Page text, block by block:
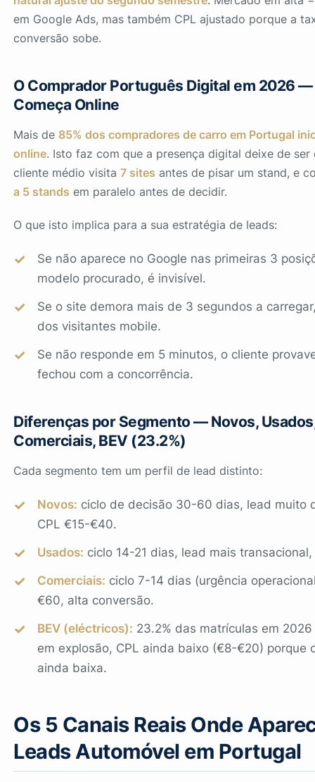
em Google Ads, mas também CPL ajustado porque a
conversão sobe.
O Comprador Português Digital em 2026
Começa Online
Mais de 85% dos compradores de carro em Portugal
online. Isto faz com que a presença digital deixe de ser
cliente médio visita7 sites antes de pisar um stand, e
a 5 stands em paralelo antes de decidir.
O que isto implica para a sua estratégia de leads:
Se não aparece no Google nas primeiras 3
modelo procurado, é invisível.
Se o site demora mais de 3 segundos a
dos visitantes mobile.
Se não responde em 5 minutos, o cliente
fechou com a concorrência.
Diferenças por Segmento — Novos,
Comerciais, BEV (23.2%)
Cada segmento tem um perfil de lead distinto:
Novos: ciclo de decisão 30-60 dias, lead muito
CPL €15-€40.
Usados: ciclo 14-21 dias, lead mais
Comerciais: ciclo 7-14 dias (urgência
€60, alta conversão.
BEV (eléctricos): 23.2% das matrículas em
em explosão, CPL ainda baixo (€8-€20) porque
ainda baixa.
Os 5 Canais Reais Onde
Leads Automóvel em Portugal